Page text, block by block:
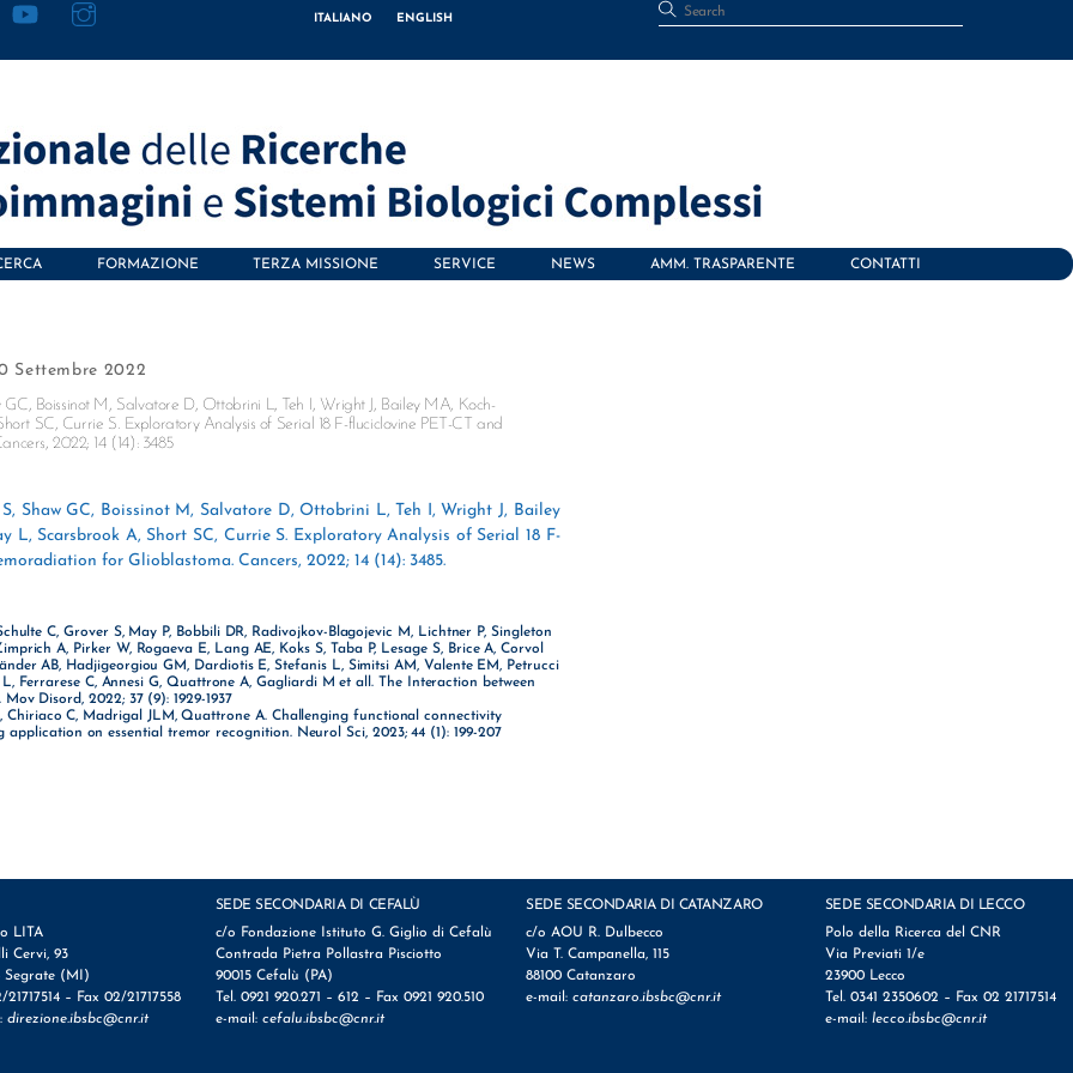
ITALIANO ENGLISH
FORMAZIONE TERZA MISSIONE SERVICE NEWS AMM. TRASPARENTE CONTATTI
Settembre 2022
Boissinot M, Salvatore D, Ottobrini L, Teh I, Wright J, Bailey MA, Koch-
SC, Currie S. Exploratory Analysis of Serial 18 F-fluciclovine PET-CT and
2022; 14 (14): 3485
Shaw GC, Boissinot M, Salvatore D, Ottobrini L, Teh I, Wright J, Bailey
L, Scarsbrook A, Short SC, Currie S. Exploratory Analysis of Serial 18 F-
for Glioblastoma. Cancers, 2022; 14 (14): 3485.
C, Grover S, May P, Bobbili DR, Radivojkov-Blagojevic M, Lichtner P, Singleton
A, Pirker W, Rogaeva E, Lang AE, Koks S, Taba P, Lesage S, Brice A, Corvol
AB, Hadjigeorgiou GM, Dardiotis E, Stefanis L, Simitsi AM, Valente EM, Petrucci
Ferrarese C, Annesi G, Quattrone A, Gagliardi M et all. The Interaction between
Disord, 2022; 37 (9): 1929-1937
Chiriaco C, Madrigal JLM, Quattrone A. Challenging functional connectivity
application on essential tremor recognition. Neurol Sci, 2023; 44 (1): 199-207
LITA
Cervi, 93
Segrate (MI)
21717514 – Fax 02/21717558
direzione.ibsbc@cnr.it
SEDE SECONDARIA DI CEFALÙ
c/o Fondazione Istituto G. Giglio di Cefalù
Contrada Pietra Pollastra Pisciotto
90015 Cefalù (PA)
Tel. 0921 920.271 – 612 – Fax 0921 920.510
e-mail: cefalu.ibsbc@cnr.it
SEDE SECONDARIA DI CATANZARO
c/o AOU R. Dulbecco
Via T. Campanella, 115
88100 Catanzaro
e-mail: catanzaro.ibsbc@cnr.it
SEDE SECONDARIA DI LECCO
Polo della Ricerca del CNR
Via Previati 1/e
23900 Lecco
Tel. 0341 2350602 – Fax 02 21717514
e-mail: lecco.ibsbc@cnr.it